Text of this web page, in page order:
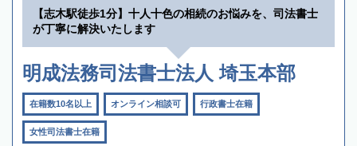
【志木駅徒歩1分】十人十色の相続のお悩みを、司法書士
が丁寧に解決いたします
明成法務司法書士法人 埼玉本部
在籍数10名以上 オンライン相談可 行政書士在籍
女性司法書士在籍